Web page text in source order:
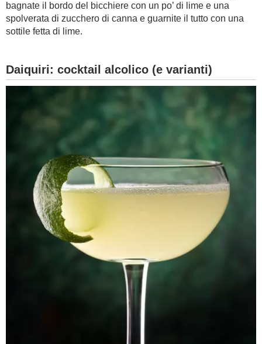
bagnate il bordo del bicchiere con un po’ di lime e una
spolverata di zucchero di canna e guarnite il tutto con una
sottile fetta di lime.
Daiquiri: cocktail alcolico (e varianti)